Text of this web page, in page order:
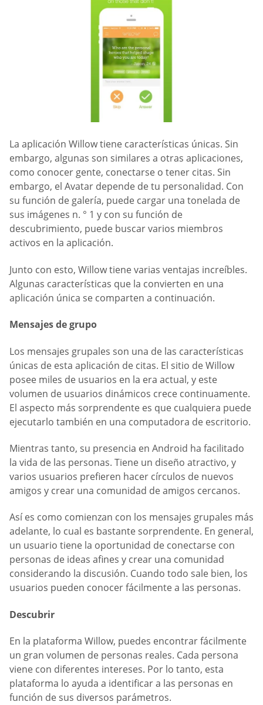
La aplicación Willow tiene características únicas. Sin
embargo, algunas son similares a otras aplicaciones,
como conocer gente, conectarse o tener citas. Sin
embargo, el Avatar depende de tu personalidad. Con
su función de galería, puede cargar una tonelada de
sus imágenes n. ° 1 y con su función de
descubrimiento, puede buscar varios miembros
activos en la aplicación.
Junto con esto, Willow tiene varias ventajas increíbles.
Algunas características que la convierten en una
aplicación única se comparten a continuación.
Mensajes de grupo
Los mensajes grupales son una de las características
únicas de esta aplicación de citas. El sitio de Willow
posee miles de usuarios en la era actual, y este
volumen de usuarios dinámicos crece continuamente.
El aspecto más sorprendente es que cualquiera puede
ejecutarlo también en una computadora de escritorio.
Mientras tanto, su presencia en Android ha facilitado
la vida de las personas. Tiene un diseño atractivo, y
varios usuarios prefieren hacer círculos de nuevos
amigos y crear una comunidad de amigos cercanos.
Así es como comienzan con los mensajes grupales más
adelante, lo cual es bastante sorprendente. En general,
un usuario tiene la oportunidad de conectarse con
personas de ideas afines y crear una comunidad
considerando la discusión. Cuando todo sale bien, los
usuarios pueden conocer fácilmente a las personas.
Descubrir
En la plataforma Willow, puedes encontrar fácilmente
un gran volumen de personas reales. Cada persona
viene con diferentes intereses. Por lo tanto, esta
plataforma lo ayuda a identificar a las personas en
función de sus diversos parámetros.